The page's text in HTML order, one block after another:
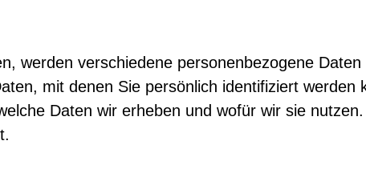
werden verschiedene personenbezogene Daten
mit denen Sie persönlich identifiziert werden
Daten wir erheben und wofür wir sie